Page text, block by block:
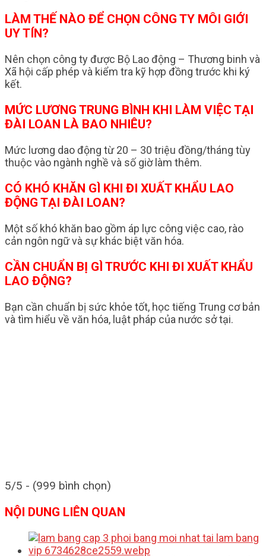
LÀM THẾ NÀO ĐỂ CHỌN CÔNG TY MÔI GIỚI
UY TÍN?
Nên chọn công ty được Bộ Lao động – Thương binh và
Xã hội cấp phép và kiểm tra kỹ hợp đồng trước khi ký
kết.
MỨC LƯƠNG TRUNG BÌNH KHI LÀM VIỆC TẠI
ĐÀI LOAN LÀ BAO NHIÊU?
Mức lương dao động từ 20 – 30 triệu đồng/tháng tùy
thuộc vào ngành nghề và số giờ làm thêm.
CÓ KHÓ KHĂN GÌ KHI ĐI XUẤT KHẨU LAO
ĐỘNG TẠI ĐÀI LOAN?
Một số khó khăn bao gồm áp lực công việc cao, rào
cản ngôn ngữ và sự khác biệt văn hóa.
CẦN CHUẨN BỊ GÌ TRƯỚC KHI ĐI XUẤT KHẨU
LAO ĐỘNG?
Bạn cần chuẩn bị sức khỏe tốt, học tiếng Trung cơ bản
và tìm hiểu về văn hóa, luật pháp của nước sở tại.
5/5 - (999 bình chọn)
NỘI DUNG LIÊN QUAN